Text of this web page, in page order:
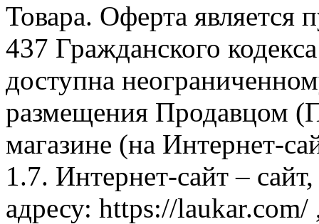
Товара. Оферта является
437 Гражданского
доступна
размещения Продавцом
магазине (на Интернет-
1.7. Интернет-сайт –
адресу: https://laukar.com/